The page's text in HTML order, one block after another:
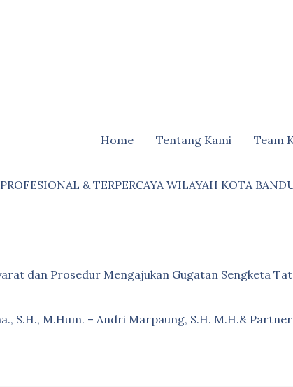
Home Tentang Kami Team
& TERPERCAYA WILAYAH KOTA
dan Prosedur Mengajukan Gugatan Sengketa
S.H., M.Hum. – Andri Marpaung, S.H. M.H.&